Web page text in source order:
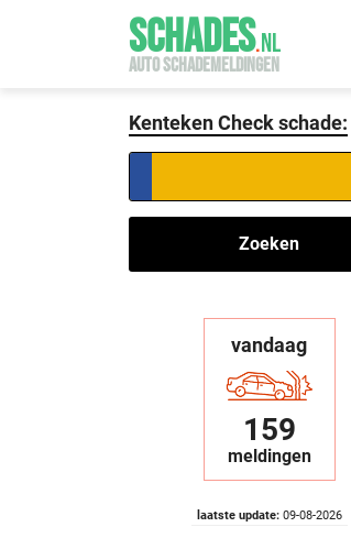
SCHADES.NL
AUTO SCHADEMELDINGEN
Kenteken Check schade:
Zoeken
vandaag
159
meldingen
laatste update:09-08-2026